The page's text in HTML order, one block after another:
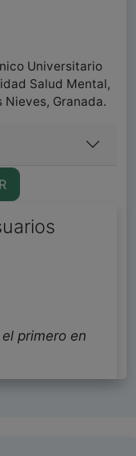
Universitario
Salud Mental,
Granada.
primero en